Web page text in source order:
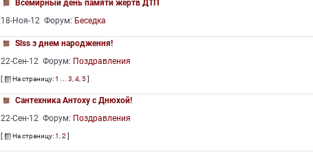
Всемирный день памяти жертв ДТП
18-Ноя-12 Форум: Беседка
Slss з днем народження!
22-Сен-12 Форум: Поздравления
[ На страницу:1 ...3,4,5]
Сантехника Антоху с Днюхой!
22-Сен-12 Форум: Поздравления
[ На страницу:1,2]